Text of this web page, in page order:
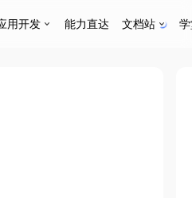
用开发 能力直达 文档站